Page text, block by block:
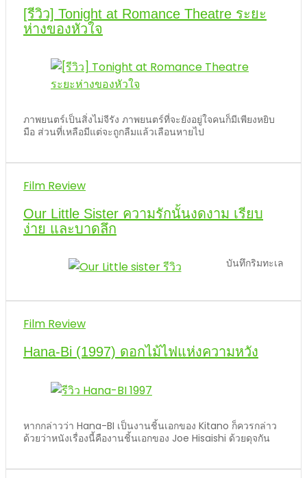
[รีวิว] Tonight at Romance Theatre ระยะ
ห่างของหัวใจ
ภาพยนตร์เป็นสิ่งไม่จีรัง ภาพยนตร์ที่จะยังอยู่ใจคนก็มีเพียงหยิบ
มือ ส่วนที่เหลือมีแต่จะถูกลืมแล้วเลือนหายไป
Film Review
Our Little Sister ความรักนั้นงดงาม เรียบ
ง่าย และบาดลึก
บันทึกริมทะเล
Film Review
Hana-Bi (1997) ดอกไม้ไฟแห่งความหวัง
หากกล่าวว่า Hana-BI เป็นงานชิ้นเอกของ Kitano ก็ควรกล่าว
ด้วยว่าหนังเรื่องนี้คืองานชิ้นเอกของ Joe Hisaishi ด้วยดุจกัน